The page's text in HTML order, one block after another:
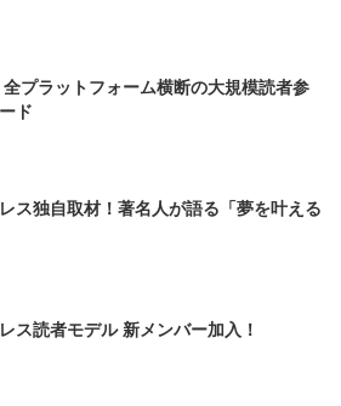
プラットフォーム横断の大規模読者参
ド
ス独自取材！著名人が語る「夢を叶える
ス読者モデル 新メンバー加入！